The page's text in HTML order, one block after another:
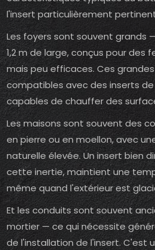
l'insert particulièrement
Les foyers sont souvent grands
1,2 m de large, conçus pour des
mais peu efficaces. Ces
compatibles avec des inserts
capables de chauffer des
Les maisons sont souvent des
en pierre ou en moellon, avec
naturelle élevée. Un insert bien
cette inertie, maintient une
même quand l'extérieur est
Et les conduits sont souvent
mortier — ce qui nécessite
de l'installation de l'insert. C'est